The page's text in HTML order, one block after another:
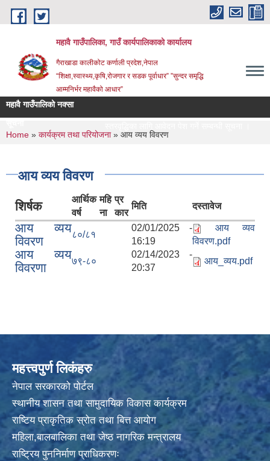
Skip to main content
महावै गाउँपालिका, गाउँ कार्यपालिकाको कार्यालय
गैराखाडा कालीकोट कर्णाली प्रदेश,नेपाल
“शिक्षा,स्वास्थ्य,कृषि,रोजगार र सडक पूर्वाधार” ”सुन्दर समृद्धि
आम्मनिर्भर महावैको आधार”
महावै गाउँपालिको नक्सा
You are here
Home » कार्यक्रम तथा परियोजना» आय व्यय विवरण
आय व्यय विवरण
शिर्षक
आर्थिक
वर्ष
महि
ना
प्र
कार
मिति दस्तावेज
आय व्यय
विवरण
८०/८१
02/01/2025 -
16:19
आय व्यव
विवरण.pdf
आय व्यय
विवरणा
७९-८०
02/14/2023 -
20:37
आय_व्यय.pdf
महत्त्वपुर्ण लिकंहरु
नेपाल सरकारको पोर्टल
स्थानीय शासन तथा सामुदायिक विकास कार्यक्रम
राष्टिय प्राकृतिक स्रोत तथा बित्त आयोग
महिला,बालबालिका तथा जेष्ठ नागरिक मन्त्रालय
राष्ट्रिय पुननिर्माण प्राधिकरणः